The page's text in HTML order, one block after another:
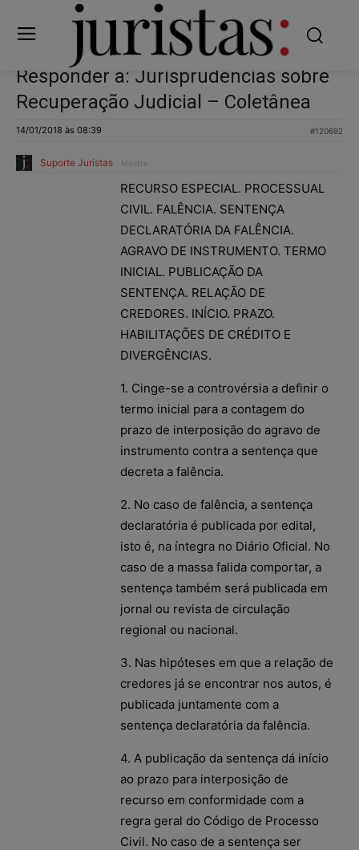
Responder a: Jurisprudências sobre
Recuperação Judicial – Coletânea
14/01/2018 às 08:39 #120692
Suporte Juristas Mestre
RECURSO ESPECIAL. PROCESSUAL
CIVIL. FALÊNCIA. SENTENÇA
DECLARATÓRIA DA FALÊNCIA.
AGRAVO DE INSTRUMENTO. TERMO
INICIAL. PUBLICAÇÃO DA
SENTENÇA. RELAÇÃO DE
CREDORES. INÍCIO. PRAZO.
HABILITAÇÕES DE CRÉDITO E
DIVERGÊNCIAS.
1. Cinge-se a controvérsia a definir o
termo inicial para a contagem do
prazo de interposição do agravo de
instrumento contra a sentença que
decreta a falência.
2. No caso de falência, a sentença
declaratória é publicada por edital,
isto é, na íntegra no Diário Oficial. No
caso de a massa falida comportar, a
sentença também será publicada em
jornal ou revista de circulação
regional ou nacional.
3. Nas hipóteses em que a relação de
credores já se encontrar nos autos, é
publicada juntamente com a
sentença declaratória da falência.
4. A publicação da sentença dá início
ao prazo para interposição de
recurso em conformidade com a
regra geral do Código de Processo
Civil. No caso de a sentença ser